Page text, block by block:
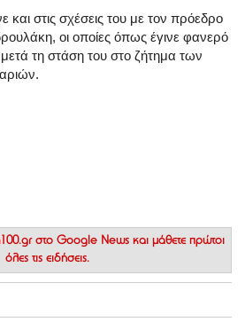
και στις σχέσεις του με τον πρόεδρο
οι οποίες όπως έγινε φανερό
τη στάση του στο ζήτημα των
στο Google News και μάθετε πρώτοι
όλες τις ειδήσεις.